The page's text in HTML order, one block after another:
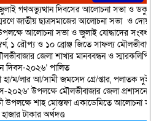
গণঅভ্যুত্থান দিবসের আলোচনা সভা ও
জাতীয় ছাত্রসমাজের আলোচনা সভা ও
আলোচনা সভা ও জুলাই যোদ্ধাদের
১ রৌপ্য ও ১০ ব্রোঞ্জ জিতে সাফল্য
জেলা শাখার মানববন্ধন ও স্মারকলিপি
দিবস-২০২৬’ পালিত
ম/লার আ/সামী জমসেদ গ্রে/প্তার, পলাতক দুই
উপলক্ষে মৌলভীবাজার জেলা
উপলক্ষে শাহ মোস্তফা একাডেমিতে আলোচনা
টাকার অর্থদণ্ড